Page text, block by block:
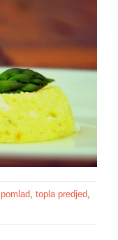
pomlad topla predjed